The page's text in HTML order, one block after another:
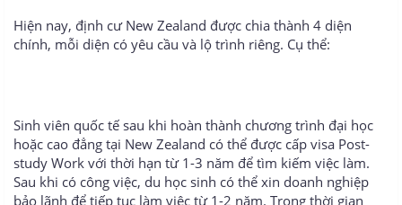
Hiện nay, định cư New Zealand được chia thành 4 diện
chính, mỗi diện có yêu cầu và lộ trình riêng. Cụ thể:
Sinh viên quốc tế sau khi hoàn thành chương trình đại học
hoặc cao đẳng tại New Zealand có thể được cấp visa Post-
study Work với thời hạn từ 1-3 năm để tìm kiếm việc làm.
Sau khi có công việc, du học sinh có thể xin doanh nghiệp
bảo lãnh để tiếp tục làm việc từ 1-2 năm. Trong thời gian